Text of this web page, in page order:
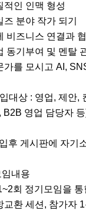
적인 인맥 형성
즈 분야 작가 되기
비즈니스 연결과
동기부여 및 멘탈
가를 모시고 AI,
대상 : 영업, 제안,
B2B 영업 담당자
후 게시판에 자기
내용
회 정기모임을
교환 세션, 참가자